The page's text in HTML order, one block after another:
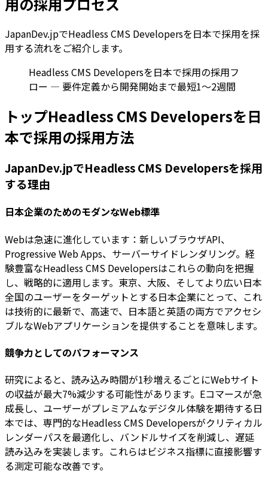
JapanDev.jpでHeadless CMS Developersを日本で採用を採
用する流れをご紹介します。
Headless CMS Developersを日本で採用の採用フ
ロー — 要件定義から開発開始まで最短1〜2週間
トップHeadless CMS Developersを日
本で採用の採用方法
JapanDev.jpでHeadless CMS Developersを採用
する理由
日本企業のためのモダンなWeb標準
Webは急速に進化しています：新しいブラウザAPI、
Progressive Web Apps、サーバーサイドレンダリング。経
験豊富なHeadless CMS Developersはこれらの動向を把握
し、戦略的に適用します。東京、大阪、そしてより広い日本
全国のユーザーをターゲットとする日本企業にとって、これ
は技術的に最新で、高速で、日本語と英語の両方でアクセシ
ブルなWebアプリケーションを提供することを意味します。
競争力としてのパフォーマンス
研究によると、読み込み時間が1秒増えるごとにWebサイト
の収益が最大7%減少する可能性があります。Eコマースが急
成長し、ユーザーがプレミアムなデジタル体験を期待する日
本では、専門的なHeadless CMS Developersがクリティカル
レンダーパスを最適化し、バンドルサイズを削減し、遅延
読み込みを実装します。これらはビジネス指標に直接影響す
る測定可能な改善です。